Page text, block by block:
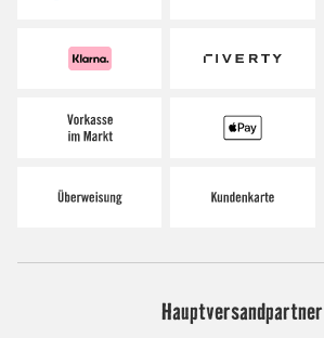
Hauptversandpartner